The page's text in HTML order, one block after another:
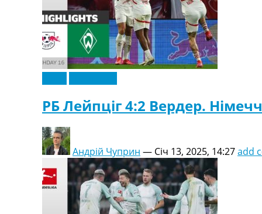
РБ Лейпціг 4:2 Вердер.
Андрій Чуприн — Січ 13, 2025, 14:27add